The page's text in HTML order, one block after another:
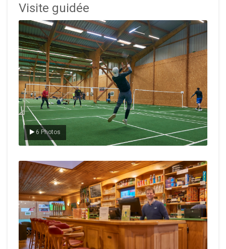
Visite guidée
6 Photos
Le badminton
Le Club